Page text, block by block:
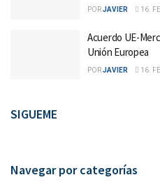
PORJAVIER 16.
Acuerdo UE-
Unión Europea
PORJAVIER 16.
SIGUEME
Navegar por categorías